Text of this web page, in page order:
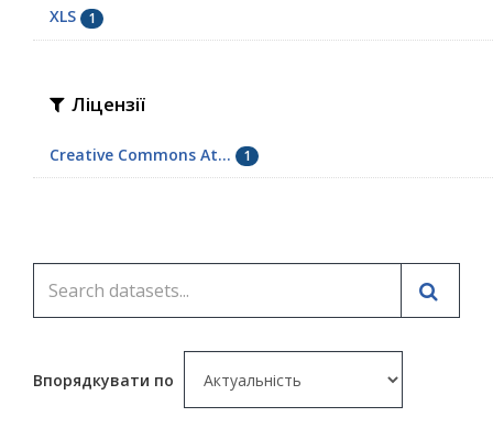
XLS 1
Ліцензії
Creative Commons At... 1
Впорядкувати по